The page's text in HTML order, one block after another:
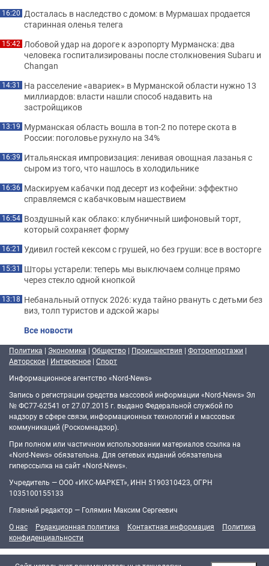
16:20 Досталась в наследство с домом: в Мурмашах продается
старинная оленья телега
15:42 Лобовой удар на дороге к аэропорту Мурманска: два
человека госпитализированы после столкновения Subaru и
Changan
14:31 На расселение «авариек» в Мурманской области нужно 13
миллиардов: власти нашли способ надавить на
застройщиков
13:19 Мурманская область вошла в топ-2 по потере скота в
России: поголовье рухнуло на 34%
16:39 Итальянская импровизация: ленивая овощная лазанья с
сыром из того, что нашлось в холодильнике
16:36 Маскируем кабачки под десерт из кофейни: эффектно
справляемся с кабачковым нашествием
16:54 Воздушный как облако: клубничный шифоновый торт,
который сохраняет форму
16:21 Удивил гостей кексом с грушей, но без груши: все в восторге
15:31 Шторы устарели: теперь мы выключаем солнце прямо
через стекло одной кнопкой
13:18 Небанальный отпуск 2026: куда тайно рвануть с детьми без
виз, толп туристов и адской жары
Все новости
Политика | Экономика | Общество | Происшествия | Фоторепортажи |
Авторское | Интересное | Спорт
Информационное агентство «Nord-News»
Запись о регистрации средства массовой информации «Nord-News» Эл
№ ФС77-62541 от 27.07.2015 г. выдано Федеральной службой по
надзору в сфере связи, информационных технологий и массовых
коммуникаций (Роскомнадзор).
При полном или частичном использовании материалов ссылка на
«Nord-News» обязательна. Для сетевых изданий обязательна
гиперссылка на сайт «Nord-News».
Учредитель — ООО «ИКС-МАРКЕТ», ИНН 5190310423, ОГРН
1035100155133
Главный редактор — Голямин Максим Сергеевич
О нас
Редакционная политика Контактная информация
Политика
конфиденциальности